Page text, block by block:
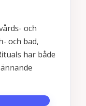
och
och bad,
har både